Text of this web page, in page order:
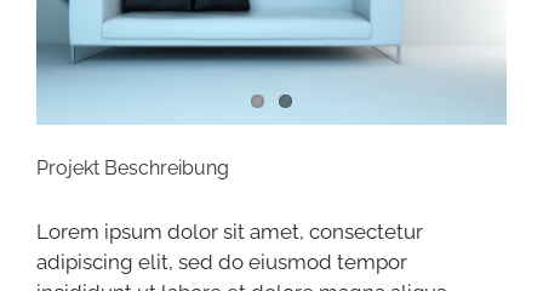
Projekt Beschreibung
Lorem ipsum dolor sit amet, consectetur
adipiscing elit, sed do eiusmod tempor